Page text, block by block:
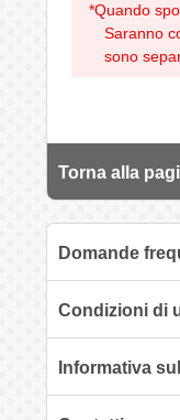
*Quando
Saranno
sono
Torna alla
Domande
Condizioni di
Informativa